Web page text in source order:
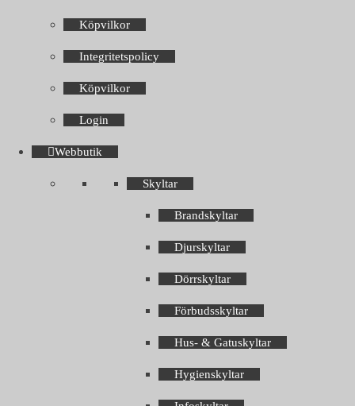
Köpvilkor
Integritetspolicy
Köpvilkor
Login
Webbutik
Skyltar
Brandskyltar
Djurskyltar
Dörrskyltar
Förbudsskyltar
Hus- & Gatuskyltar
Hygienskyltar